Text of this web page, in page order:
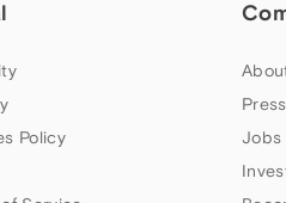
Policy
Jobs